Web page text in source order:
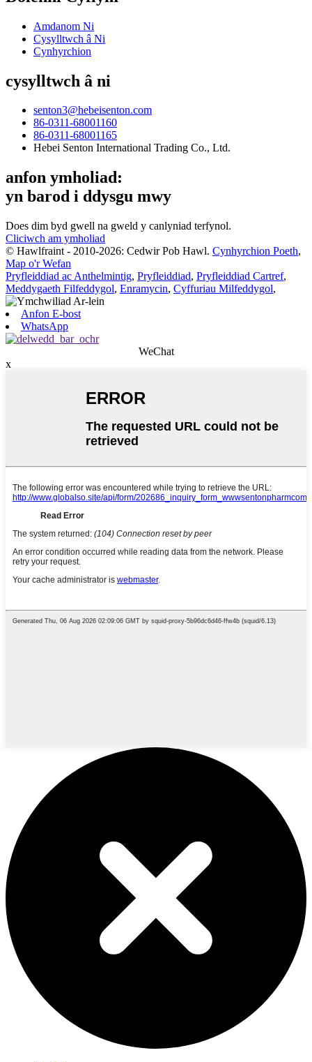
Amdanom Ni
Cysylltwch â Ni
Cynhyrchion
cysylltwch â ni
senton3@hebeisenton.com
86-0311-68001160
86-0311-68001165
Hebei Senton International Trading Co., Ltd.
anfon ymholiad:
yn barod i ddysgu mwy
Does dim byd gwell na gweld y canlyniad terfynol.
Cliciwch am ymholiad
© Hawlfraint - 2010-2026: Cedwir Pob Hawl. Cynhyrchion Poeth,
Map o'r Wefan
Pryfleiddiad ac Anthelmintig, Pryfleiddiad, Pryfleiddiad Cartref,
Meddygaeth Filfeddygol, Enramycin, Cyffuriau Milfeddygol,
Anfon E-bost
WhatsApp
WeChat
x